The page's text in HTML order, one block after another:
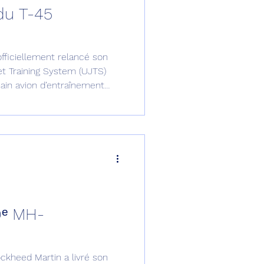
ESPACE
de Dubaï 25
Avionneurs
T-45
relancé son
Training System (UJTS)
avion d’entraînement
MH-
Martin a livré son